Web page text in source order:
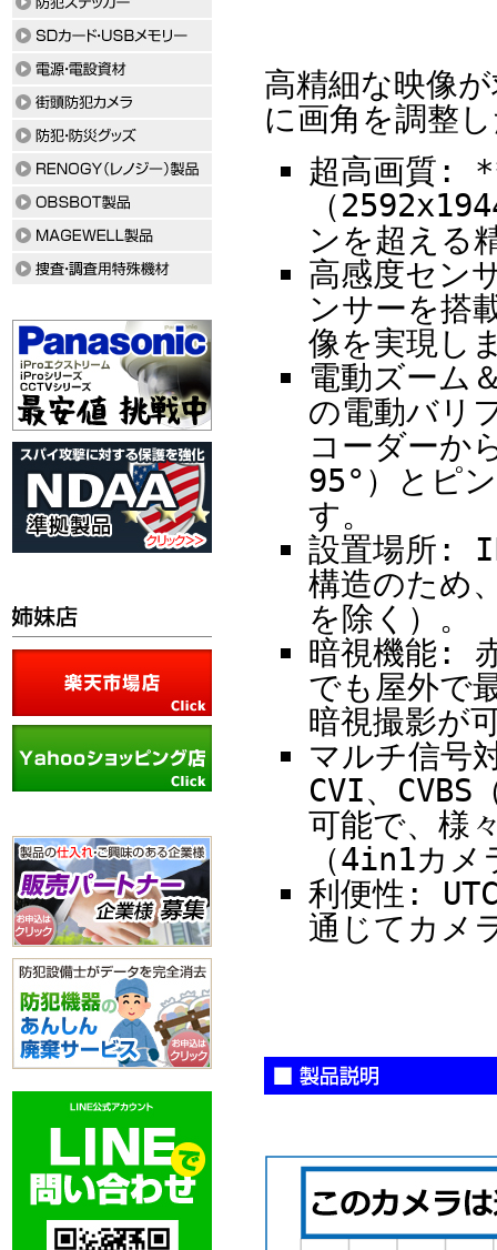
高精細な映像
に画角を調整
超高画質:
（
ンを超える
高感度セン
ンサーを搭
像を実現し
電動ズーム
の電動バリ
コーダーか
95°）とピ
す。
設置場所:
構造のため
を除く）。
暗視機能:
でも屋外で
暗視撮影が
マルチ信号
CVI、CVBS
可能で、様
（4in1カメ
利便性:
通じてカメ